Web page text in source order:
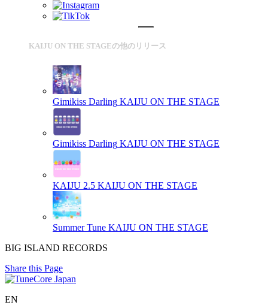
KAIJU ON THE STAGEの他のリリース
Gimikiss Darling KAIJU ON THE STAGE
Gimikiss Darling KAIJU ON THE STAGE
KAIJU 2.5 KAIJU ON THE STAGE
Summer Tune KAIJU ON THE STAGE
BIG ISLAND RECORDS
Share this Page
EN